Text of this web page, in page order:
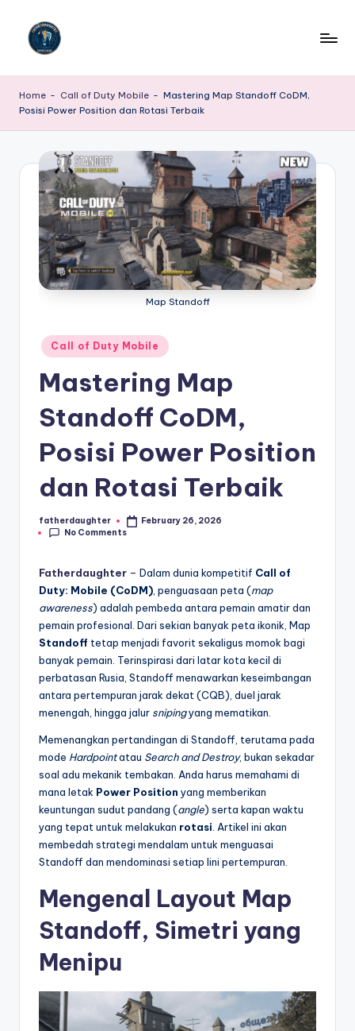
o
r
B
ri
E-
adalah
platform
berita
dan
informasi
terdepan
yang
secara
update,
analisis,
dan
liputan
mendalam
dunia
sport
gaming
kompetitif.
Home - Call of Duty Mobile - Mastering Map Standoff CoDM,
Posisi Power Position dan Rotasi Terbaik
Map Standoff
Posted
in
Call of Duty Mobile
Mastering Map
Standoff CoDM,
Posisi Power Position
dan Rotasi Terbaik
Posted
by
fatherdaughter
February 26, 2026
No Comments
Fatherdaughter – Dalam dunia kompetitif Call of
Duty: Mobile (CoDM) , penguasaan peta (map
awareness) adalah pembeda antara pemain amatir dan
pemain profesional. Dari sekian banyak peta ikonik, Map
Standoff tetap menjadi favorit sekaligus momok bagi
banyak pemain. Terinspirasi dari latar kota kecil di
perbatasan Rusia, Standoff menawarkan keseimbangan
antara pertempuran jarak dekat (CQB), duel jarak
menengah, hingga jalur snipingyang mematikan.
Memenangkan pertandingan di Standoff, terutama pada
mode Hardpointatau Search and Destroy, bukan sekadar
soal adu mekanik tembakan. Anda harus memahami di
mana letak Power Position yang memberikan
keuntungan sudut pandang (angle) serta kapan waktu
yang tepat untuk melakukan rotasi . Artikel ini akan
membedah strategi mendalam untuk menguasai
Standoff dan mendominasi setiap lini pertempuran.
Mengenal Layout Map
Standoff, Simetri yang
Menipu